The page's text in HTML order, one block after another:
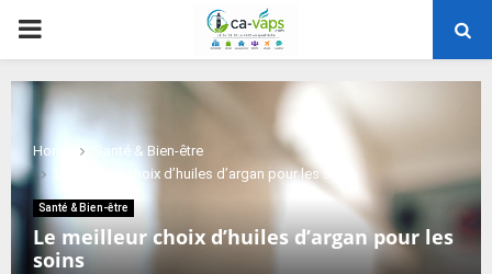
PRIMARY
MENU
Home
Santé & Bien-être
Le meilleur choix d’huiles d’argan pour les soins
Santé & Bien-être
Le meilleur choix d’huiles d’argan pour les
soins